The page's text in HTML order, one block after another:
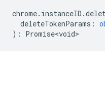
chrome. instanceID .
deleteTokenParams :
) : Promise<void>